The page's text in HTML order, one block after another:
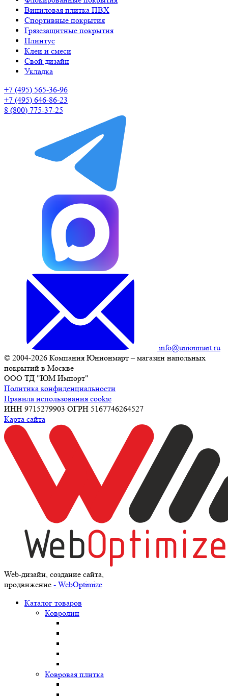
Виниловая плитка ПВХ
Спортивные покрытия
Грязезащитные покрытия
Плинтус
Клеи и смеси
Свой дизайн
Укладка
+7 (495) 565-36-96
+7 (495) 646-86-23
8 (800) 775-37-25
info@unionmart.ru
© 2004-2026 Компания Юнионмарт – магазин напольных
покрытий в Москве
ООО ТД "ЮМ Импорт"
Политика конфиденциальности
Правила использования cookie
ИНН 9715279903 ОГРН 5167746264527
Карта сайта
Web-дизайн, создание сайта,
продвижение - WebOptimize
Каталог товаров
Ковролин
Ковровая плитка